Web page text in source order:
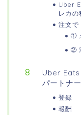
Uber
レカの
注文で
①
②
Uber Eats
パートナー
登録
報酬